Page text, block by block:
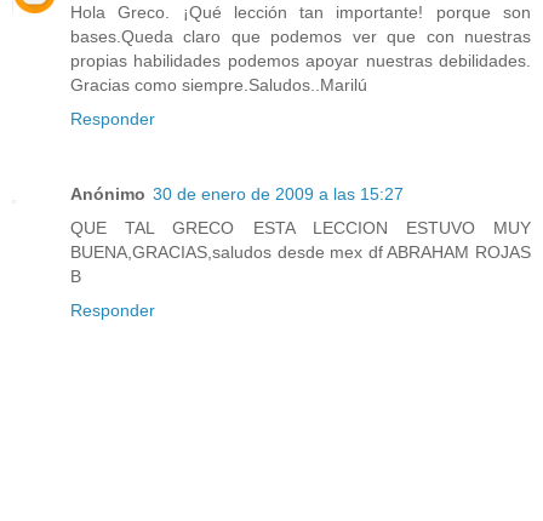
Hola Greco. ¡Qué lección tan importante! porque son
bases.Queda claro que podemos ver que con nuestras
propias habilidades podemos apoyar nuestras debilidades.
Gracias como siempre.Saludos..Marilú
Responder
Anónimo 30 de enero de 2009 a las 15:27
QUE TAL GRECO ESTA LECCION ESTUVO MUY
BUENA,GRACIAS,saludos desde mex df ABRAHAM ROJAS
B
Responder